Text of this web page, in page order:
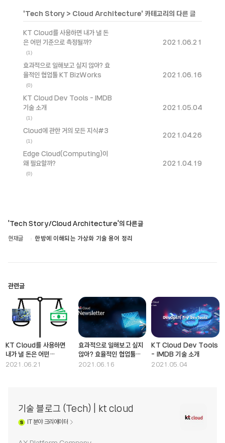
'Tech Story > Cloud Architecture' 카테고리의 다른 글
KT Cloud를 사용하면 내가 낼 돈
은 어떤 기준으로 측정될까?
(1)
2021.06.21
효과적으로 일해보고 싶지 않아? 효
율적인 협업툴 KT BizWorks
(0)
2021.06.16
KT Cloud Dev Tools - IMDB
기술 소개
(1)
2021.05.04
Cloud에 관한 거의 모든 지식#3
(1)
2021.04.26
Edge Cloud(Computing)이
왜 필요할까?
(0)
2021.04.19
'Tech Story/Cloud Architecture'의 다른글
현재글
한방에 이해되는 가상화 기술 용어 정리
관련글
KT Cloud를 사용하면
내가 낼 돈은 어떤
기준으로 측정될까?
2021.06.21
효과적으로 일해보고 싶지
않아? 효율적인 협업툴
KT BizWorks
2021.06.16
KT Cloud Dev Tools
- IMDB 기술 소개
2021.05.04
기술 블로그 (Tech) | kt cloud
IT분야 크리에이터